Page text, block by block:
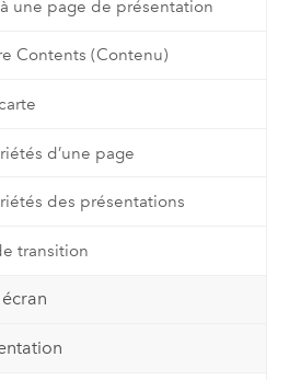
une page de présentation
Contents (Contenu)
d’une page
des présentations
transition